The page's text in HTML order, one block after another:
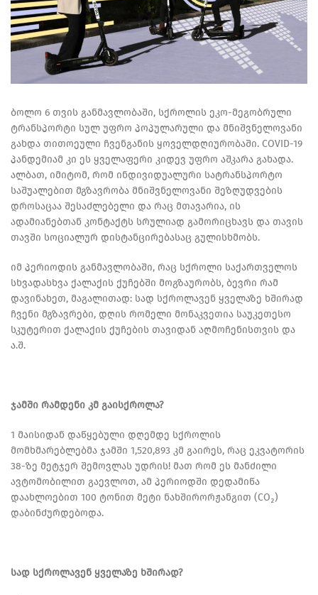
ბოლო 6 თვის განმავლობაში, სქროლის ეკო-მეგობრული
ტრანსპორტი სულ უფრო პოპულარული და მნიშვნელოვანი
გახდა თითოეული ჩვენგანის ყოველდღიურობაში. COVID-19
პანდემიამ კი ეს ყველაფერი კიდევ უფრო აშკარა გახადა.
ალბათ, იმიტომ, რომ ინდივიდუალური სატრანსპორტო
საშუალებით მგზავრობა მნიშვნელოვანი შეზღუდვების
დროსაცაა შესაძლებელი და რაც მთავარია, ის
ადამიანებთან კონტაქტს სრულიად გამორიცხავს და თავის
თავში სოციალურ დისტანცირებასაც გულისხმობს.
იმ პერიოდის განმავლობაში, რაც სქროლი საქართველოს
სხვადასხვა ქალაქის ქუჩებში მოგზაურობს, ბევრი რამ
დავინახეთ, მაგალითად: სად სქროლავენ ყველაზე ხშირად
ჩვენი მგზავრები, დღის რომელი მონაკვეთია საუკეთესო
სკუტერით ქალაქის ქუჩების თავიდან აღმოჩენისთვის და
ა.შ.
ჯამში რამდენი კმ გაისქროლა?
1 მაისიდან დაწყებული დღემდე სქროლის
მომხმარებლებმა ჯამში 1,520,893 კმ გაირეს, რაც ეკვატორის
38-ზე მეტჯერ შემოვლას უდრის! მათ რომ ეს მანძილი
ავტომობილით გაევლოთ, ამ პერიოდში დედამიწა
დაახლოებით 100 ტონით მეტი ნახშირორჟანგით (CO₂)
დაბინძურდებოდა.
სად სქროლავენ ყველაზე ხშირად?